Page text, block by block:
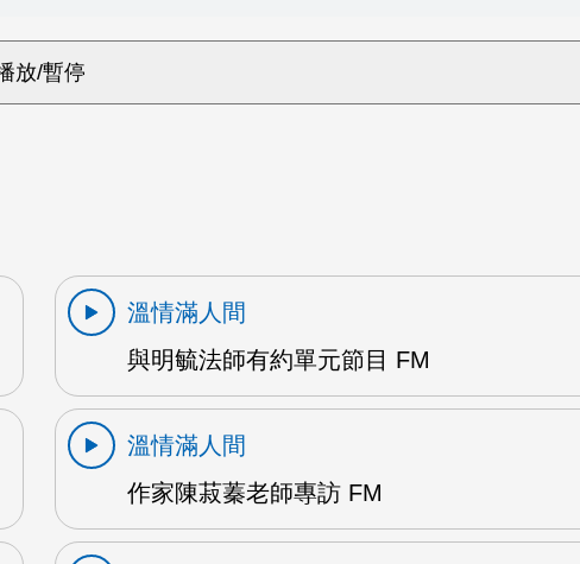
溫情滿人間
與明毓法師有約單元節目 FM
溫情滿人間
作家陳菽蓁老師專訪 FM